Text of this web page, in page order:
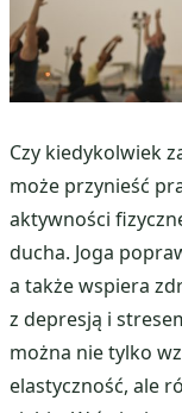
Czy kiedykolwiek
może przynieść
aktywności
ducha. Joga
a także wspiera
z depresją i
można nie tylko
elastyczność, ale